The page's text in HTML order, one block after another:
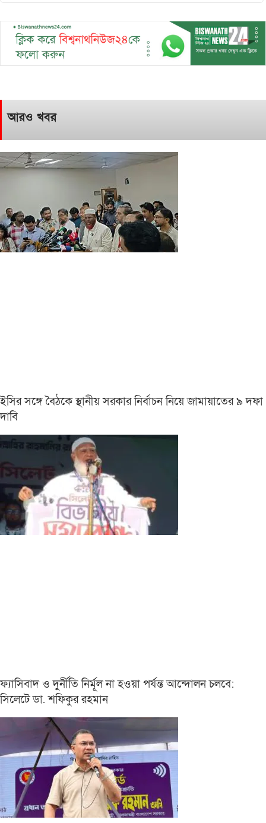
আরও খবর
ইসির সঙ্গে বৈঠকে স্থানীয় সরকার নির্বাচন নিয়ে জামায়াতের ৯ দফা
দাবি
ফ্যাসিবাদ ও দুর্নীতি নির্মূল না হওয়া পর্যন্ত আন্দোলন চলবে:
সিলেটে ডা. শফিকুর রহমান